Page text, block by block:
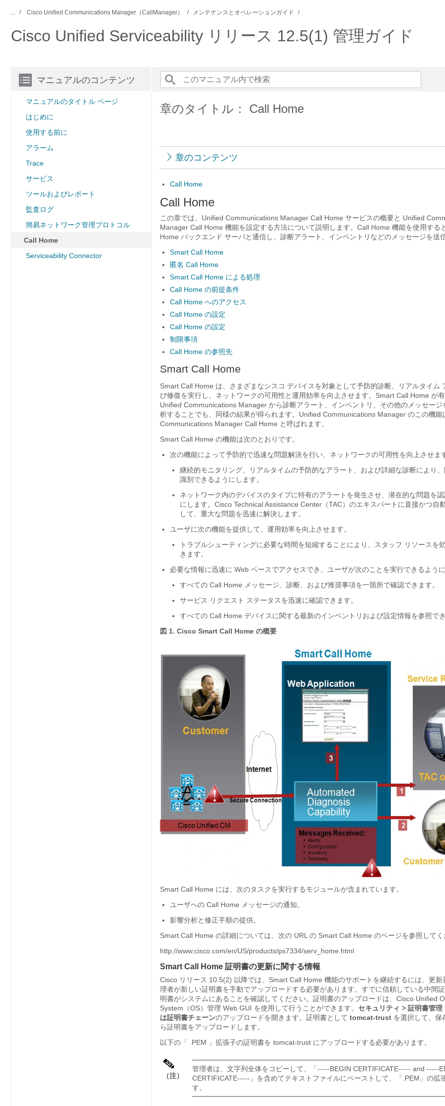
... Cisco Unified Communications Manager（CallManager） メンテナンスとオペレーションガイド
Cisco Unified Serviceability リリース 12.5(1) 管理ガイド
マニュアルのコンテンツ
マニュアルのタイトル ページ
はじめに
使用する前に
アラーム
Trace
サービス
ツールおよびレポート
監査ログ
簡易ネットワーク管理プロトコル
Call Home
Serviceability Connector
章のタイトル： Call Home
章のコンテンツ
Call Home
Call Home
この章では、Unified Communications Manager Call Home サービスの概要と Unified
Manager Call Home 機能を設定する方法について説明します。Call Home 機能を使用する
Home バックエンド サーバと通信し、診断アラート、インベントリなどのメッセージを送
Smart Call Home
匿名 Call Home
Smart Call Home による処理
Call Home の前提条件
Call Home へのアクセス
Call Home の設定
Call Home の設定
制限事項
Call Home の参照先
Smart Call Home
Smart Call Home は、さまざまなシスコ デバイスを対象として予防的診断、リアルタイム
び修復を実行し、ネットワークの可用性と運用効率を向上させます。Smart Call Home が
Unified Communications Manager から診断アラート、インベントリ、その他のメッセージ
析することでも、同様の結果が得られます。Unified Communications Manager のこの機能
Communications Manager Call Home と呼ばれます。
Smart Call Home の機能は次のとおりです。
次の機能によって予防的で迅速な問題解決を行い、ネットワークの可用性を向上させま
継続的モニタリング、リアルタイムの予防的なアラート、および詳細な診断により
識別できるようにします。
ネットワーク内のデバイスのタイプに特有のアラートを発生させ、潜在的な問題を
にします。Cisco Technical Assistance Center（TAC）のエキスパートに直接かつ自
して、重大な問題を迅速に解決します。
ユーザに次の機能を提供して、運用効率を向上させます。
トラブルシューティングに必要な時間を短縮することにより、スタッフ リソースを
きます。
必要な情報に迅速に Web ベースでアクセスでき、ユーザが次のことを実行できるよう
すべての Call Home メッセージ、診断、および推奨事項を一箇所で確認できます。
サービス リクエスト ステータスを迅速に確認できます。
すべての Call Home デバイスに関する最新のインベントリおよび設定情報を参照で
図 1. Cisco Smart Call Home の概要
Smart Call Home には、次のタスクを実行するモジュールが含まれています。
ユーザへの Call Home メッセージの通知。
影響分析と修正手順の提供。
Smart Call Home の詳細については、次の URL の Smart Call Home のページを参照して
http://www.cisco.com/en/US/products/ps7334/serv_home.html
Smart Call Home 証明書の更新に関する情報
Cisco リリース 10.5(2) 以降では、Smart Call Home 機能のサポートを継続するには、更新
理者が新しい証明書を手動でアップロードする必要があります。すでに信頼している中間
明書がシステムにあることを確認してください。証明書のアップロードは、Cisco Unified
System（OS）管理 Web GUI を使用して行うことができます。 セキュリティ > 証明書管理
は証明書チェーンのアップロードを開きます。証明書として tomcat-trust を選択して、保
ら証明書をアップロードします。
以下の「 .PEM 」拡張子の証明書を tomcat-trust にアップロードする必要があります。
（注）
管理者は、文字列全体をコピーして、「-----BEGIN CERTIFICATE----- and -----
CERTIFICATE-----」を含めてテキストファイルにペーストして、「.PEM」の拡
す。